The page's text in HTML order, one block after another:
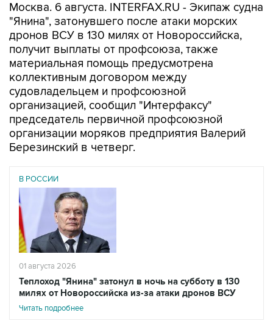
Москва. 6 августа. INTERFAX.RU - Экипаж судна
"Янина", затонувшего после атаки морских
дронов ВСУ в 130 милях от Новороссийска,
получит выплаты от профсоюза, также
материальная помощь предусмотрена
коллективным договором между
судовладельцем и профсоюзной
организацией, сообщил "Интерфаксу"
председатель первичной профсоюзной
организации моряков предприятия Валерий
Березинский в четверг.
В РОССИИ
01 августа 2026
Теплоход "Янина" затонул в ночь на субботу в 130
милях от Новороссийска из-за атаки дронов ВСУ
Читать подробнее